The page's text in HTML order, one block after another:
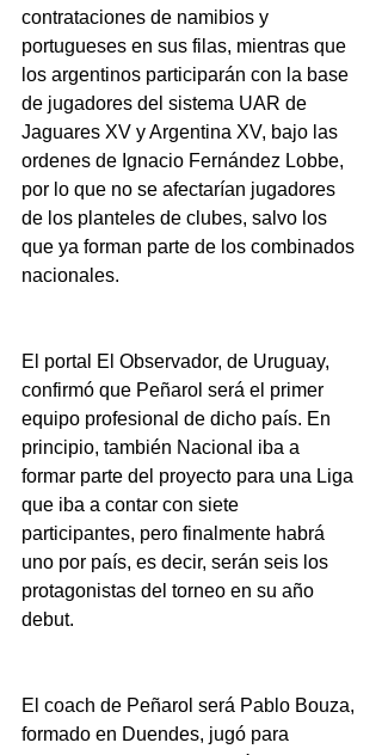
contrataciones de namibios y
portugueses en sus filas, mientras que
los argentinos participarán con la base
de jugadores del sistema UAR de
Jaguares XV y Argentina XV, bajo las
ordenes de Ignacio Fernández Lobbe,
por lo que no se afectarían jugadores
de los planteles de clubes, salvo los
que ya forman parte de los combinados
nacionales.
El portal El Observador, de Uruguay,
confirmó que Peñarol será el primer
equipo profesional de dicho país. En
principio, también Nacional iba a
formar parte del proyecto para una Liga
que iba a contar con siete
participantes, pero finalmente habrá
uno por país, es decir, serán seis los
protagonistas del torneo en su año
debut.
El coach de Peñarol será Pablo Bouza,
formado en Duendes, jugó para